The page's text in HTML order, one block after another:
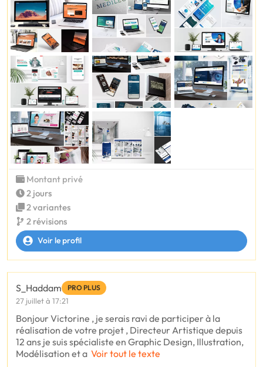
Montant privé
2 jours
2 variantes
2 révisions
Voir le profil
S_Haddam PRO PLUS
27 juillet à 17:21
Bonjour Victorine , je serais ravi de participer à la
réalisation de votre projet , Directeur Artistique depuis
12 ans je suis spécialiste en Graphic Design, Illustration,
Modélisation et a Voir tout le texte